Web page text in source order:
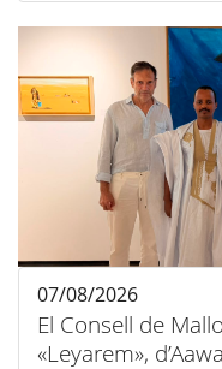
El Consell de
«Leyarem»,
07/08/2026